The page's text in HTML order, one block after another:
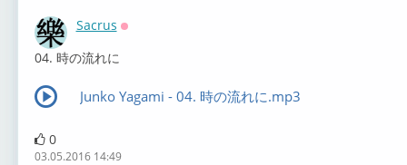
Sacrus
04. 時の流れに
Junko Yagami - 04. 時の流れに.mp3
0
03.05.2016 14:49